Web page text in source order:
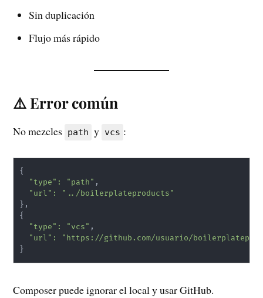
Sin duplicación
Flujo más rápido
⚠️ Error común
No mezcles path y vcs :
{
"type" : "path" ,
"url" :
"../boilerplateproducts"
}
{
"type" : "vcs" ,
"url" :
"https://github.com/usuario/
}
Composer puede ignorar el local y usar GitHub.